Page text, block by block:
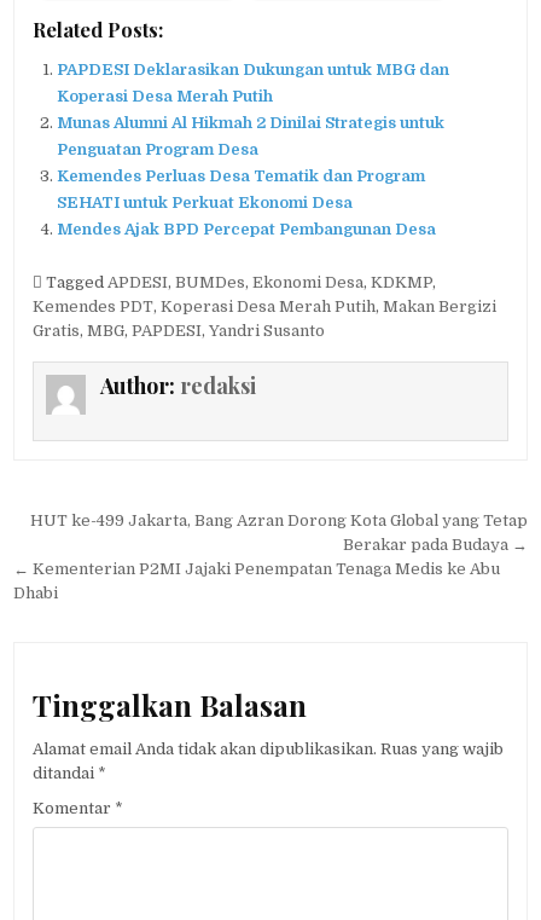
Related Posts:
PAPDESI Deklarasikan Dukungan untuk MBG dan
Koperasi Desa Merah Putih
Munas Alumni Al Hikmah 2 Dinilai Strategis untuk
Penguatan Program Desa
Kemendes Perluas Desa Tematik dan Program
SEHATI untuk Perkuat Ekonomi Desa
Mendes Ajak BPD Percepat Pembangunan Desa
TaggedAPDESI,BUMDes,Ekonomi Desa,KDKMP,
Kemendes PDT,Koperasi Desa Merah Putih,Makan Bergizi
Gratis,MBG,PAPDESI,Yandri Susanto
Author: redaksi
Navigasi
pos
HUT ke-499 Jakarta, Bang Azran Dorong Kota Global yang Tetap
Berakar pada Budaya →
← Kementerian P2MI Jajaki Penempatan Tenaga Medis ke Abu
Dhabi
Tinggalkan Balasan
Alamat email Anda tidak akan dipublikasikan. Ruas yang wajib
ditandai *
Komentar *